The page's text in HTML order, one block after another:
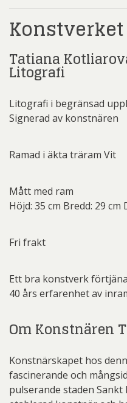
Konstverket
Tatiana
Litografi
Litografi i begränsad
Signerad av konstnären
Ramad i äkta träram Vit
Mått med ram
Höjd: 35 cm Bredd: 29 cm
Fri frakt
Ett bra konstverk
40 års erfarenhet av
Om Konstnären
Konstnärskapet hos
fascinerande och
pulserande staden